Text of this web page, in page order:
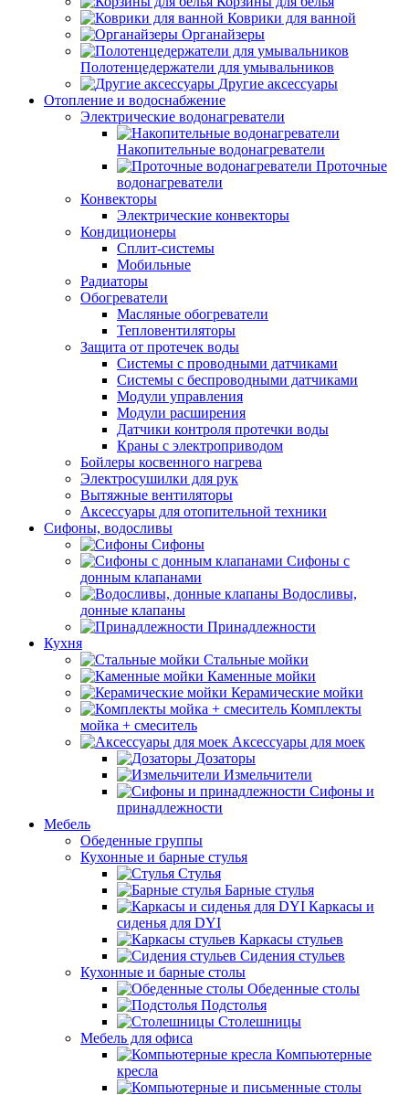
Коврики для ванной
Органайзеры
Полотенцедержатели для умывальников
Другие аксессуары
Отопление и водоснабжение
Электрические водонагреватели
Накопительные водонагреватели
Проточные
водонагреватели
Конвекторы
Электрические конвекторы
Кондиционеры
Сплит-системы
Мобильные
Радиаторы
Обогреватели
Масляные обогреватели
Тепловентиляторы
Защита от протечек воды
Системы с проводными датчиками
Системы с беспроводными датчиками
Модули управления
Модули расширения
Датчики контроля протечки воды
Краны с электроприводом
Бойлеры косвенного нагрева
Электросушилки для рук
Вытяжные вентиляторы
Аксессуары для отопительной техники
Сифоны, водосливы
Сифоны
Сифоны с
донным клапанами
Водосливы,
донные клапаны
Принадлежности
Кухня
Стальные мойки
Каменные мойки
Керамические мойки
Комплекты
мойка + смеситель
Аксессуары для моек
Дозаторы
Измельчители
Сифоны и
принадлежности
Мебель
Обеденные группы
Кухонные и барные стулья
Стулья
Барные стулья
Каркасы и
сиденья для DYI
Каркасы стульев
Сидения стульев
Кухонные и барные столы
Обеденные столы
Подстолья
Столешницы
Мебель для офиса
Компьютерные
кресла